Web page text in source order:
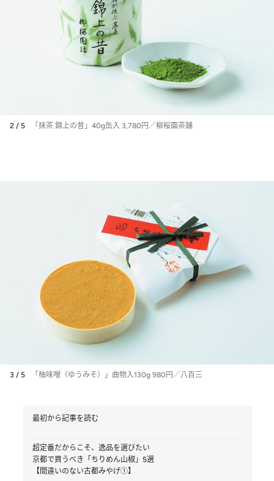
2 / 5 「抹茶 錦上の昔」40g缶入 3,780円／柳桜園茶舗
3 / 5 「柚味噌（ゆうみそ）」曲物入130g 980円／八百三
最初から記事を読む
超定番だからこそ、逸品を選びたい
京都で買うべき「ちりめん山椒」5選
【間違いのない古都みやげ①】